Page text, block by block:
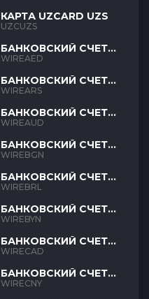
КАРТА UZCARD UZS
UZCUZS
БАНКОВСКИЙ СЧЕТ
AED
WIREAED
БАНКОВСКИЙ СЧЕТ
ARS
WIREARS
БАНКОВСКИЙ СЧЕТ
AUD
WIREAUD
БАНКОВСКИЙ СЧЕТ
BGN
WIREBGN
БАНКОВСКИЙ СЧЕТ
BRL
WIREBRL
БАНКОВСКИЙ СЧЕТ
BYN
WIREBYN
БАНКОВСКИЙ СЧЕТ
CAD
WIRECAD
БАНКОВСКИЙ СЧЕТ
CNY
WIRECNY